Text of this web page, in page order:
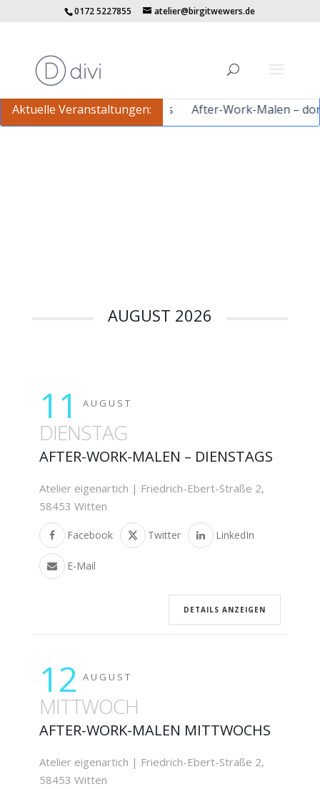
0172 5227855 atelier@birgitwewers.de
Aktuelle Veranstaltungen:
Work-Malen – dienstags After-Work-Malen –
AUGUST 2026
11 AUGUST
DIENSTAG
AFTER-WORK-MALEN – DIENSTAGS
Atelier eigenartich | Friedrich-Ebert-Straße 2,
58453 Witten
Facebook Twitter LinkedIn
E-Mail
DETAILS ANZEIGEN
12 AUGUST
MITTWOCH
AFTER-WORK-MALEN MITTWOCHS
Atelier eigenartich | Friedrich-Ebert-Straße 2,
58453 Witten